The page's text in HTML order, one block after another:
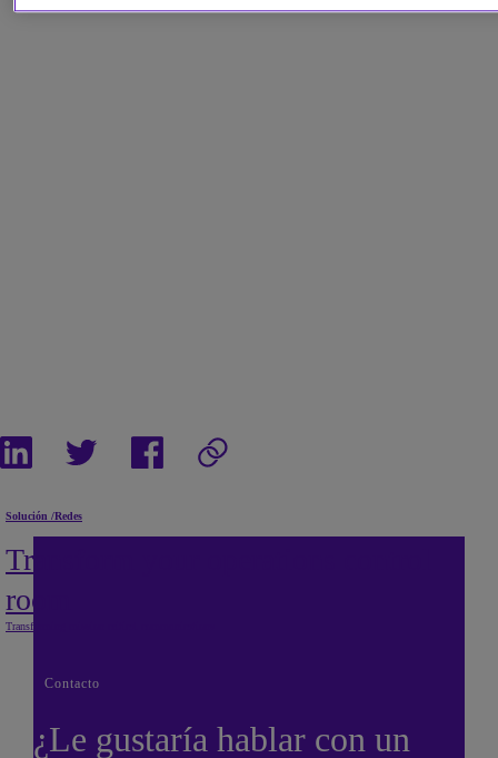
Solución /Redes
Transform your operations control
room
Transforming mission critical communications
Contacto
¿Le gustaría hablar con un